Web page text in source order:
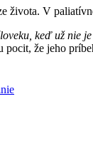
života. V
keď už nie
že jeho